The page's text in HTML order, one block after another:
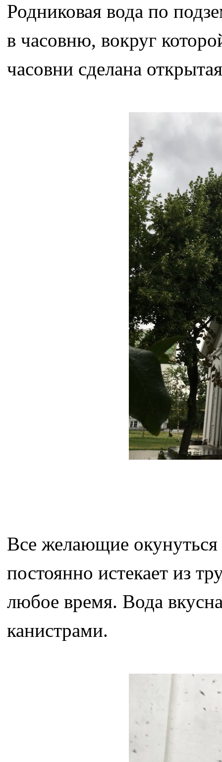
Родниковая вода по
в часовню, вокруг
часовни сделана
Все желающие окунуться
постоянно истекает из
любое время. Вода
канистрами.